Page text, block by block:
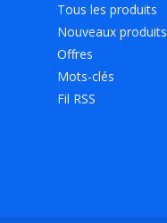
Tous les produits
Nouveaux produits
Offres
Mots-clés
Fil RSS